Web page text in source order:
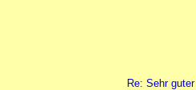
Re: Sehr